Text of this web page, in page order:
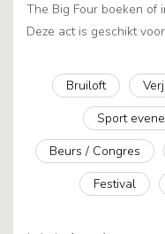
The Big Four boeken of
Deze act is geschikt
Bruiloft
Sport
Beurs / Congres
Festival